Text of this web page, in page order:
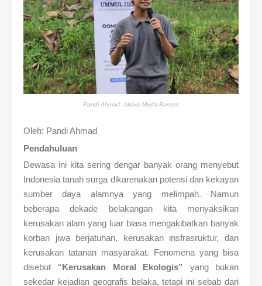
Pandi Ahmad, Aktivis Muda Banten
Oleh: Pandi Ahmad
Pendahuluan
Dewasa ini kita sering dengar banyak orang menyebut
Indonesia tanah surga dikarenakan potensi dan kekayan
sumber daya alamnya yang melimpah. Namun
beberapa dekade belakangan kita menyaksikan
kerusakan alam yang luar biasa mengakibatkan banyak
korban jiwa berjatuhan, kerusakan insfrasruktur, dan
kerusakan tatanan masyarakat. Fenomena yang bisa
disebut “Kerusakan Moral Ekologis” yang bukan
sekedar kejadian geografis belaka, tetapi ini sebab dari